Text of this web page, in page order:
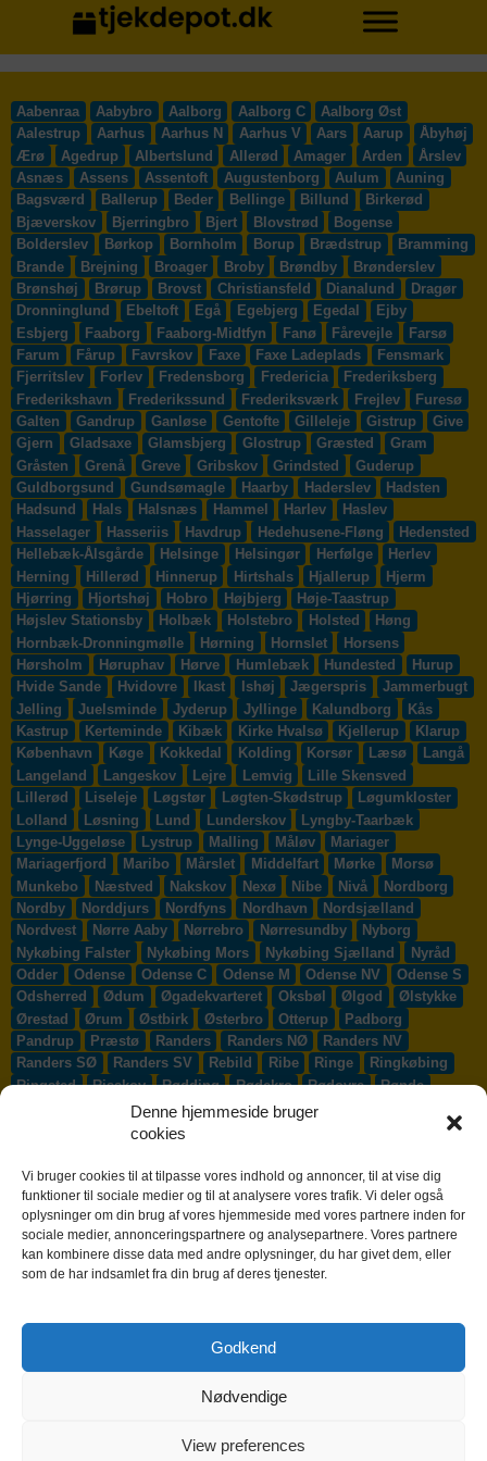
Denne hjemmeside bruger
cookies
Vi bruger cookies til at tilpasse vores indhold og annoncer, til at vise dig
funktioner til sociale medier og til at analysere vores trafik. Vi deler også
oplysninger om din brug af vores hjemmeside med vores partnere inden for
sociale medier, annonceringspartnere og analysepartnere. Vores partnere
kan kombinere disse data med andre oplysninger, du har givet dem, eller
som de har indsamlet fra din brug af deres tjenester.
Godkend
Nødvendige
View preferences
Aabenraa Aabybro Aalborg Aalborg C
Aalborg Øst
Aalestrup
Aarhus Aarhus N Aarhus V Aars Aarup
Åbyhøj
Ærø
Agedrup Albertslund Allerød Amager Arden
Årslev
Asnæs
Assens Assentoft Augustenborg Aulum
Auning
Bagsværd
Ballerup Beder Bellinge Billund
Birkerød
Bjæverskov
Bjerringbro Bjert Blovstrød
Bogense
Bolderslev
Børkop Bornholm Borup Brædstrup
Bramming
Brande
Brejning Broager Broby Brøndby
Brønderslev
Brønshøj
Brørup Brovst Christiansfeld Dianalund
Dragør
Dronninglund
Ebeltoft Egå Egebjerg Egedal
Ejby
Esbjerg
Faaborg Faaborg-Midtfyn Fanø Fårevejle
Farsø
Farum
Fårup Favrskov Faxe Faxe Ladeplads
Fensmark
Fjerritslev
Forlev Fredensborg Fredericia
Frederiksberg
Frederikshavn
Frederikssund Frederiksværk Frejlev
Furesø
Galten
Gandrup Ganløse Gentofte Gilleleje Gistrup
Give
Gjern
Gladsaxe Glamsbjerg Glostrup Græsted
Gram
Gråsten
Grenå Greve Gribskov Grindsted
Guderup
Guldborgsund
Gundsømagle Haarby Haderslev
Hadsten
Hadsund
Hals Halsnæs Hammel Harlev
Haslev
Hasselager
Hasseriis Havdrup Hedehusene-Fløng
Hedensted
Hellebæk-Ålsgårde
Helsinge Helsingør Herfølge
Herlev
Herning
Hillerød Hinnerup Hirtshals Hjallerup
Hjerm
Hjørring
Hjortshøj Hobro Højbjerg
Høje-Taastrup
Højslev Stationsby
Holbæk Holstebro Holsted
Høng
Hornbæk-Dronningmølle
Hørning Hornslet
Horsens
Hørsholm
Høruphav Hørve Humlebæk Hundested
Hurup
Hvide Sande
Hvidovre Ikast Ishøj Jægerspris
Jammerbugt
Jelling
Juelsminde Jyderup Jyllinge Kalundborg
Kås
Kastrup
Kerteminde Kibæk Kirke Hvalsø Kjellerup
Klarup
København
Køge Kokkedal Kolding Korsør Læsø
Langå
Langeland
Langeskov Lejre Lemvig
Lille Skensved
Lillerød
Liseleje Løgstør Løgten-Skødstrup
Løgumkloster
Lolland
Løsning Lund Lunderskov
Lyngby-Taarbæk
Lynge-Uggeløse
Lystrup Malling Måløv
Mariager
Mariagerfjord
Maribo Mårslet Middelfart Mørke
Morsø
Munkebo
Næstved Nakskov Nexø Nibe Nivå
Nordborg
Nordby
Norddjurs Nordfyns Nordhavn
Nordsjælland
Nordvest
Nørre Aaby Nørrebro Nørresundby
Nyborg
Nykøbing Falster
Nykøbing Mors Nykøbing Sjælland
Nyråd
Odder
Odense Odense C Odense M Odense NV
Odense S
Odsherred
Ødum Øgadekvarteret Oksbøl Ølgod
Ølstykke
Ørestad
Ørum Østbirk Østerbro Otterup
Padborg
Pandrup
Præstø Randers Randers NØ
Randers NV
Randers SØ
Randers SV Rebild Ribe Ringe
Ringkøbing
Ringsted
Risskov Rødding Rødekro Rødovre
Rønde
Rønnede Roskilde Rudersdal
Rudkøbing
Ry Ryomgård
Skælskør
Skærbæk Skævinge Skagen
Skalborg
Skanderborg
Skibby Skibet Skive Skjern
Skørping
Skovlunde
Slagelse Slangerup Smørum
Smørumnedre
Sofiendal
Søften Solbjerg Solrød
Solrød Strand
Sønderborg
Søndersø Sorø Starup Stege
Stenløse
Stilling Stoholm
Sunds
Sydhavnen Taastrup
Taulov
Them Thisted Thurø By Tilst Tinglev
Tjæreborg
Tørring Trige
Vestbjerg Vester Hassing